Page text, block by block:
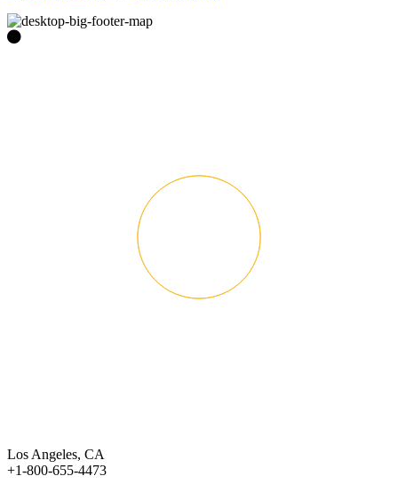
Los Angeles, CA
+1-800-655-4473